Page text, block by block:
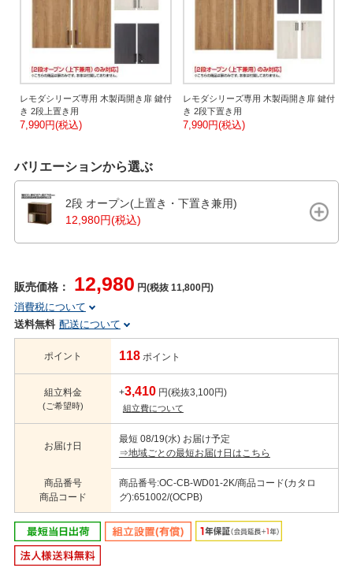
レモダシリーズ専用 木製両開き扉 鍵付
き 2段上置き用
7,990円(税込)
レモダシリーズ専用 木製両開き扉 鍵付
き 2段下置き用
7,990円(税込)
バリエーションから選ぶ
2段 オープン(上置き・下置き兼用)
12,980円(税込)
販売価格： 12,980 円(税抜 11,800円)
消費税について
送料無料 配送について
ポイント 118 ポイント
組立料金
(ご希望時)
+3,410 円(税抜3,100円)
組立費について
お届け日
最短 08/19(水) お届け予定
⇒地域ごとの最短お届け日はこちら
商品番号
商品コード
商品番号:OC-CB-WD01-2K/商品コード(カタロ
グ):651002/(OCPB)